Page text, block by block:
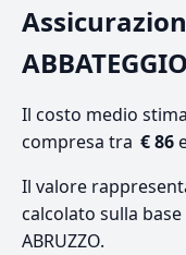
Il costo medio
compresa tra € 86
Il valore
calcolato sulla
ABRUZZO.